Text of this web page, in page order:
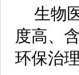
生物
度高、
环保治